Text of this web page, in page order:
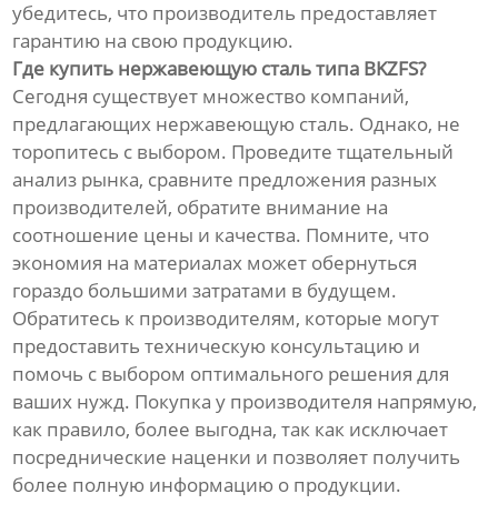
убедитесь, что производитель предоставляет
гарантию на свою продукцию.
Где купить нержавеющую сталь типа BKZFS?
Сегодня существует множество компаний,
предлагающих нержавеющую сталь. Однако, не
торопитесь с выбором. Проведите тщательный
анализ рынка, сравните предложения разных
производителей, обратите внимание на
соотношение цены и качества. Помните, что
экономия на материалах может обернуться
гораздо большими затратами в будущем.
Обратитесь к производителям, которые могут
предоставить техническую консультацию и
помочь с выбором оптимального решения для
ваших нужд. Покупка у производителя напрямую,
как правило, более выгодна, так как исключает
посреднические наценки и позволяет получить
более полную информацию о продукции.